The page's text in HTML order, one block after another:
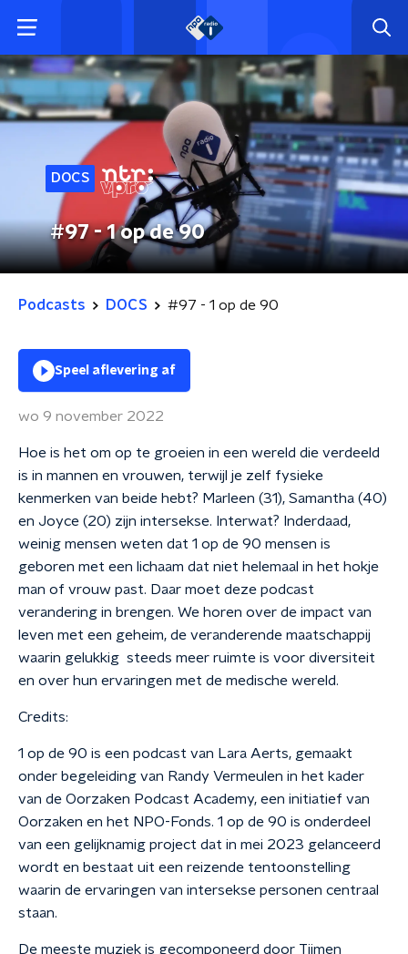
DOCS
#97 - 1 op de 90
Podcasts DOCS #97 - 1 op de 90
Speel aflevering af
wo 9 november 2022
Hoe is het om op te groeien in een wereld die verdeeld
is in mannen en vrouwen, terwijl je zelf fysieke
kenmerken van beide hebt? Marleen (31), Samantha (40)
en Joyce (20) zijn intersekse. Interwat? Inderdaad,
weinig mensen weten dat 1 op de 90 mensen is
geboren met een lichaam dat niet helemaal in het hokje
man of vrouw past. Daar moet deze podcast
verandering in brengen. We horen over de impact van
leven met een geheim, de veranderende maatschappij
waarin gelukkig steeds meer ruimte is voor diversiteit
en over hun ervaringen met de medische wereld.
Credits:
1 op de 90 is een podcast van Lara Aerts, gemaakt
onder begeleiding van Randy Vermeulen in het kader
van de Oorzaken Podcast Academy, een initiatief van
Oorzaken en het NPO-Fonds. 1 op de 90 is onderdeel
van een gelijknamig project dat in mei 2023 gelanceerd
wordt en bestaat uit een reizende tentoonstelling
waarin de ervaringen van intersekse personen centraal
staan.
De meeste muziek is gecomponeerd door Tijmen